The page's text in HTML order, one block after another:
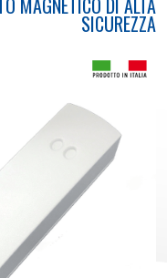
MAGNETICO DI ALTA
SICUREZZA